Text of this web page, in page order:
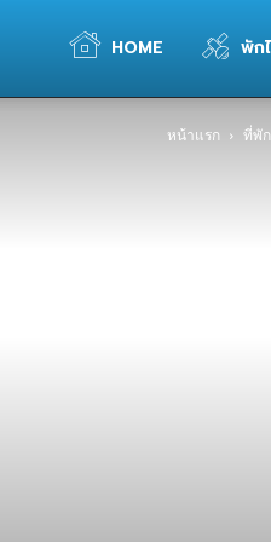
WELOVETOGO
HOME พัก
หน้าแรก ที่พั